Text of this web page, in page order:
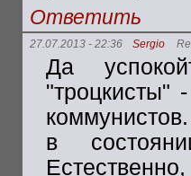
Ответить
27.07.2013 - 22:36 Sergio
Да
"троцкисты"
в